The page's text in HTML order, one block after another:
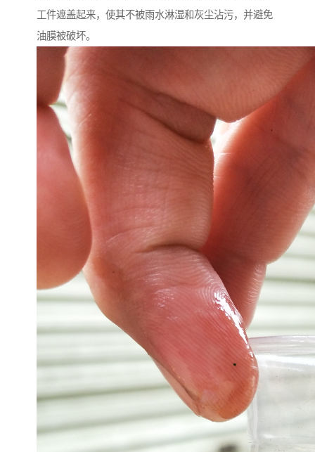
工件遮盖起来，使其不被雨水淋湿和灰尘沾污，并避免
油膜被破坏。